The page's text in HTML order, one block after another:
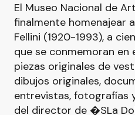
El Museo Nacional de
finalmente homenajear
Fellini (1920-1993), a
que se conmemoran
piezas originales de
dibujos originales,
entrevistas, fotografías
del director de �SLa